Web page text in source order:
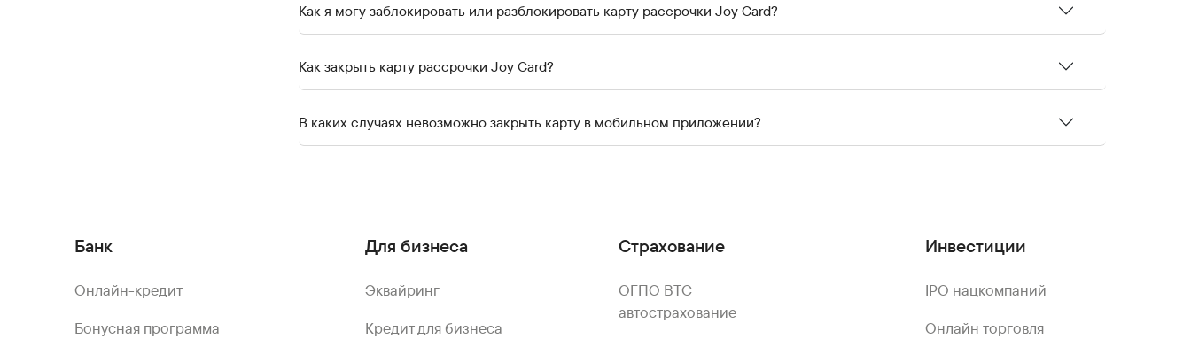
Как я могу заблокировать или разблокировать карту рассрочки Joy Card?
Как закрыть карту рассрочки Joy Card?
В каких случаях невозможно закрыть карту в мобильном приложении?
Банк
Онлайн-кредит
Бонусная программа
Для бизнеса
Эквайринг
Кредит для бизнеса
Страхование
ОГПО ВТС
автострахование
Инвестиции
IPO нацкомпаний
Онлайн торговля